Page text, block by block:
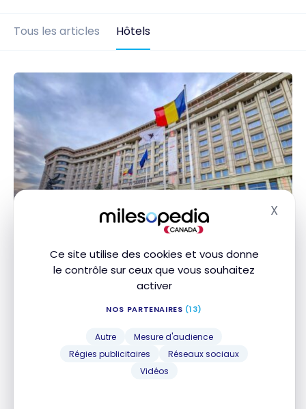
Ce site utilise des cookies et vous donne
le contrôle sur ceux que vous souhaitez
activer
NOS PARTENAIRES (13)
Autre
Mesure d'audience
Régies publicitaires
Réseaux sociaux
Vidéos
X
Tous les articles Hôtels
Avis : JW Marriott Bucharest Grand Hotel | Marriott
Avis : JW Marriott Bucharest Grand
Hotel | Marriott Bonvoy